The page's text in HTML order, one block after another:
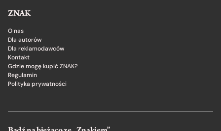
ZNAK
O nas
Dla autorów
Dla reklamodawców
Kontakt
Gdzie mogę kupić ZNAK?
Regulamin
Polityka prywatności